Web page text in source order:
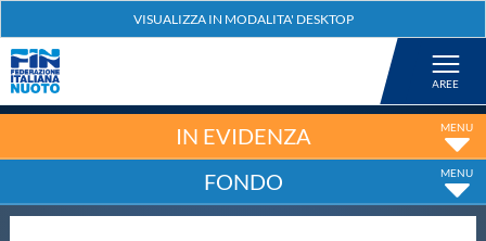
Nuoto
IN EVIDENZA
FONDO